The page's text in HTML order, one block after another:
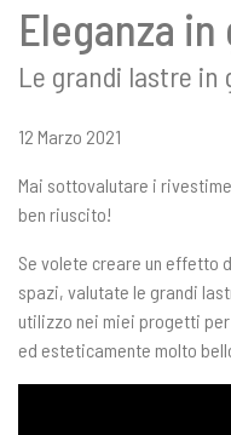
Eleganza
Le grandi lastre in
12 Marzo 2021
Mai sottovalutare i
ben riuscito!
Se volete creare un effetto
spazi, valutate le grandi
utilizzo nei miei progetti
ed esteticamente molto